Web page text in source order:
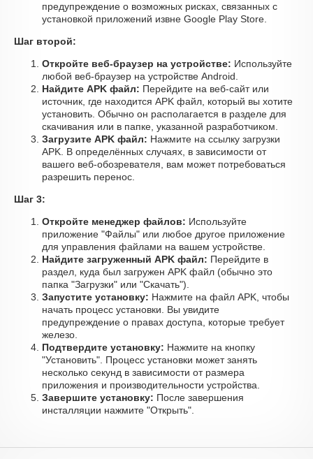
предупреждение о возможных рисках, связанных с
установкой приложений извне Google Play Store.
Шаг второй:
Откройте веб-браузер на устройстве: Используйте
любой веб-браузер на устройстве Android.
Найдите APK файл: Перейдите на веб-сайт или
источник, где находится APK файл, который вы хотите
установить. Обычно он располагается в разделе для
скачивания или в папке, указанной разработчиком.
Загрузите APK файл: Нажмите на ссылку загрузки
APK. В определённых случаях, в зависимости от
вашего веб-обозревателя, вам может потребоваться
разрешить перенос.
Шаг 3:
Откройте менеджер файлов: Используйте
приложение "Файлы" или любое другое приложение
для управления файлами на вашем устройстве.
Найдите загруженный APK файл: Перейдите в
раздел, куда был загружен APK файл (обычно это
папка "Загрузки" или "Скачать").
Запустите установку: Нажмите на файл APK, чтобы
начать процесс установки. Вы увидите
предупреждение о правах доступа, которые требует
железо.
Подтвердите установку: Нажмите на кнопку
"Установить". Процесс установки может занять
несколько секунд в зависимости от размера
приложения и производительности устройства.
Завершите установку: После завершения
инсталляции нажмите "Открыть".